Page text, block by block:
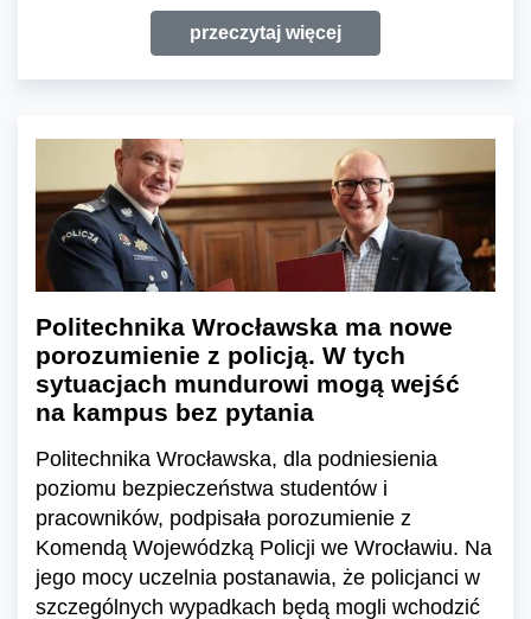
przeczytaj więcej
Politechnika Wrocławska ma nowe
porozumienie z policją. W tych
sytuacjach mundurowi mogą wejść
na kampus bez pytania
Politechnika Wrocławska, dla podniesienia
poziomu bezpieczeństwa studentów i
pracowników, podpisała porozumienie z
Komendą Wojewódzką Policji we Wrocławiu. Na
jego mocy uczelnia postanawia, że policjanci w
szczególnych wypadkach będą mogli wchodzić